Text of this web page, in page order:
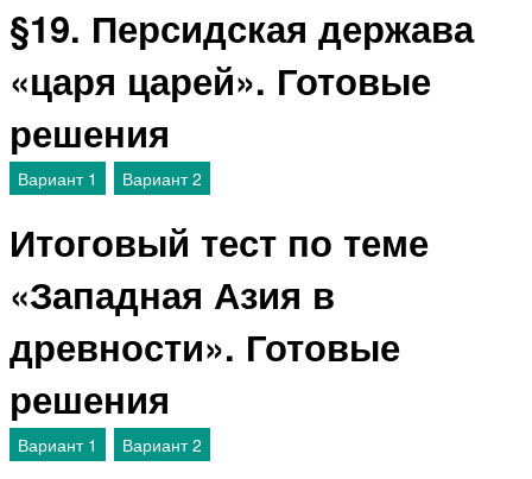
§19. Персидская держава
«царя царей». Готовые
решения
Вариант 1 Вариант 2
Итоговый тест по теме
«Западная Азия в
древности». Готовые
решения
Вариант 1 Вариант 2